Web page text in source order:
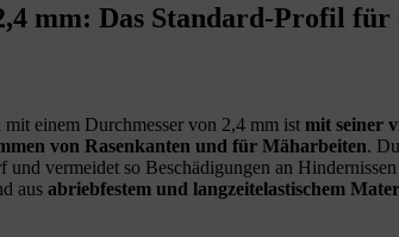
mm: Das Standard-Profil
einem Durchmesser von 2,4 mm ist mit seiner
von Rasenkanten und für Mäharbeiten.
und vermeidet so Beschädigungen an
aus abriebfestem und langzeitelastischem